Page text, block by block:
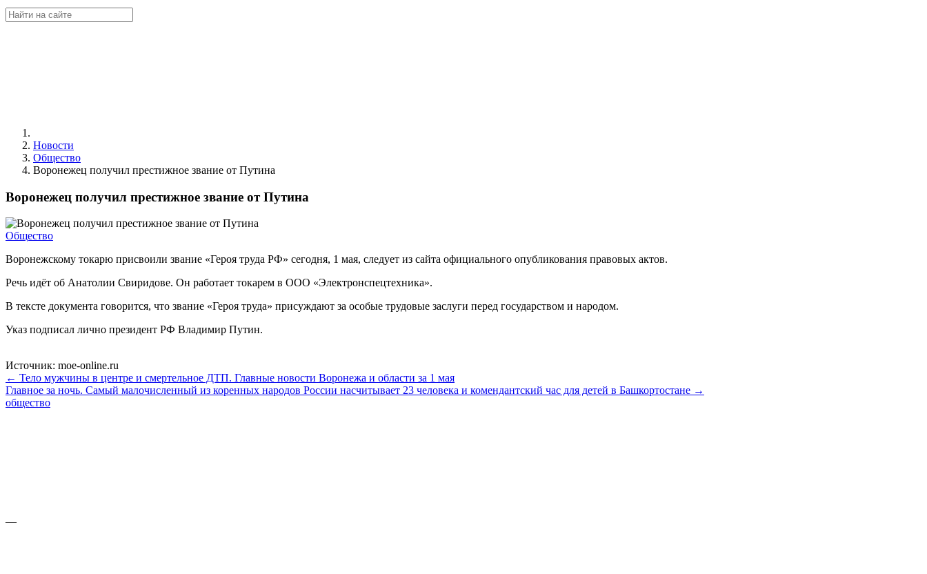
Новости
Общество
Воронежец получил престижное звание от Путина
Воронежец получил престижное звание от Путина
Общество
Воронежскому токарю присвоили звание «Героя труда РФ» сегодня, 1 мая, следует из сайта официального опубликования правовых актов.
Речь идёт об Анатолии Свиридове. Он работает токарем в ООО «Электронспецтехника».
В тексте документа говорится, что звание «Героя труда» присуждают за особые трудовые заслуги перед государством и народом.
Указ подписал лично президент РФ Владимир Путин.
Источник: moe-online.ru
← Тело мужчины в центре и смертельное ДТП. Главные новости Воронежа и области за 1 мая
Главное за ночь. Самый малочисленный из коренных народов России насчитывает 23 человека и комендантский час для детей в Башкортостане →
общество
—